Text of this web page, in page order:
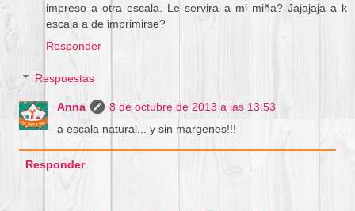
impreso a otra escala. Le servira a mi miňa? Jajajaja a k
escala a de imprimirse?
Responder
Respuestas
Anna
8 de octubre de 2013 a las 13:53
a escala natural... y sin margenes!!!
Responder